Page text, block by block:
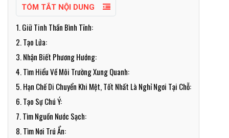
TÓM TẮT NỘI DUNG
1. Giữ Tinh Thần Bình Tĩnh:
2. Tạo Lửa:
3. Nhận Biết Phương Hướng:
4. Tìm Hiểu Về Môi Trường Xung Quanh:
5. Hạn Chế Di Chuyển Khi Mệt, Tốt Nhất Là Nghỉ Ngơi Tại Chỗ:
6. Tạo Sự Chú Ý:
7. Tìm Nguồn Nước Sạch:
8. Tìm Nơi Trú Ẩn: